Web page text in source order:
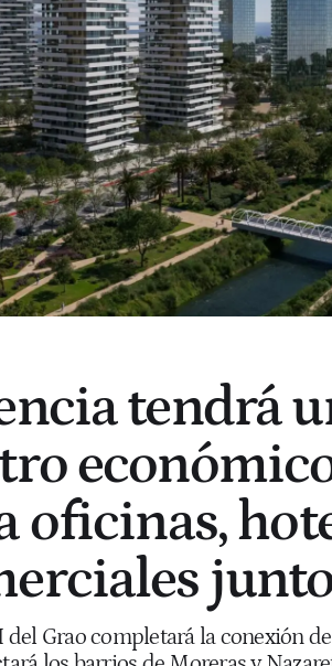
tendrá
oficinas,
del Grao completará la conexión